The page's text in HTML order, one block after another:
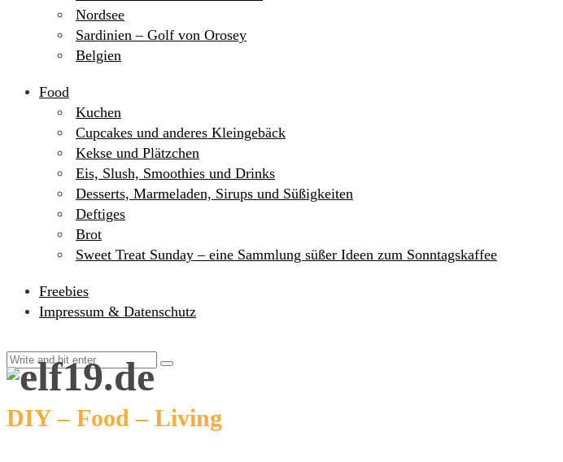
Nordsee
Sardinien – Golf von Orosey
Belgien
Food
Kuchen
Cupcakes und anderes Kleingebäck
Kekse und Plätzchen
Eis, Slush, Smoothies und Drinks
Desserts, Marmeladen, Sirups und Süßigkeiten
Deftiges
Brot
Sweet Treat Sunday – eine Sammlung süßer Ideen zum Sonntagskaffee
Freebies
Impressum & Datenschutz
DIY – Food – Living